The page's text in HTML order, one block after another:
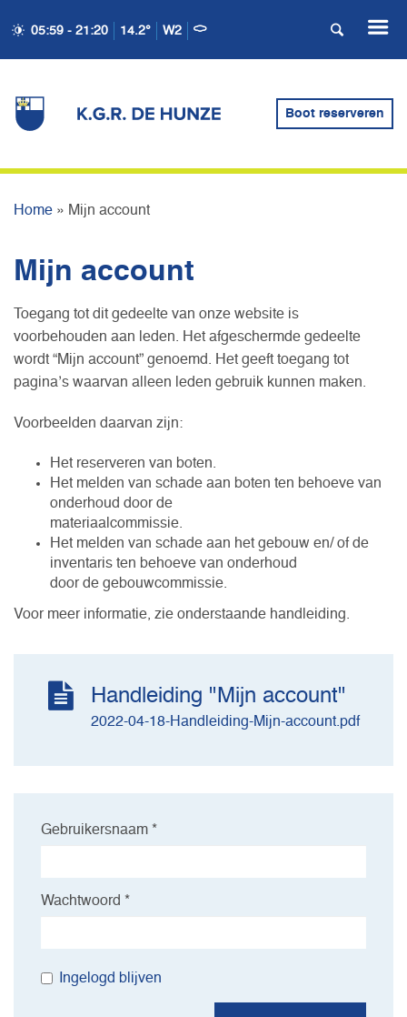
05:59 - 21:20 14.2° W2
Boot reserveren
Home » Mijn account
Mijn account
Toegang tot dit gedeelte van onze website is
voorbehouden aan leden. Het afgeschermde gedeelte
wordt “Mijn account” genoemd. Het geeft toegang tot
pagina’s waarvan alleen leden gebruik kunnen maken.
Voorbeelden daarvan zijn:
Het reserveren van boten.
Het melden van schade aan boten ten behoeve van
onderhoud door de
materiaalcommissie.
Het melden van schade aan het gebouw en/ of de
inventaris ten behoeve van onderhoud
door de gebouwcommissie.
Voor meer informatie, zie onderstaande handleiding.
Handleiding "Mijn account"
2022-04-18-Handleiding-Mijn-account.pdf
Gebruikersnaam *
Wachtwoord *
Ingelogd blijven